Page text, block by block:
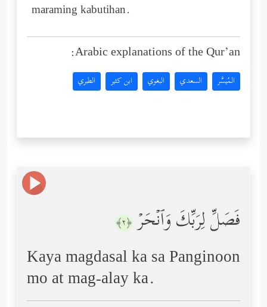
maraming kabutihan.
Arabic explanations of the Qur’an:
المُيسَّر السعدي البغوي ابن كثير الطبري
فَصَلِّ لِرَبِّكَ وَٱنۡحَرۡ ﴿٢﴾
Kaya magdasal ka sa Panginoon
mo at mag-alay ka.